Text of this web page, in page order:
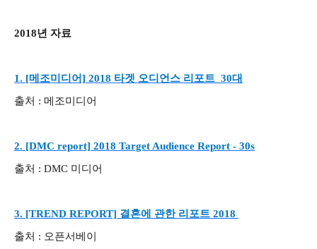
2018년 자료
1. [메조미디어] 2018 타겟 오디언스 리포트_30대
출처 : 메조미디어
2. [DMC report] 2018 Target Audience Report - 30s
출처 : DMC 미디어
3. [TREND REPORT] 결혼에 관한 리포트 2018
출처 : 오픈서베이